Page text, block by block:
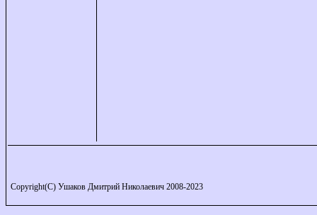
Copyright(C) Ушаков Дмитрий Николаевич 2008-2023